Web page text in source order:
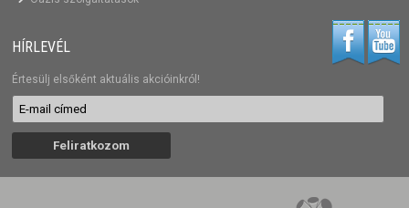
HÍRLEVÉL
Értesülj elsőként aktuális akcióinkról!